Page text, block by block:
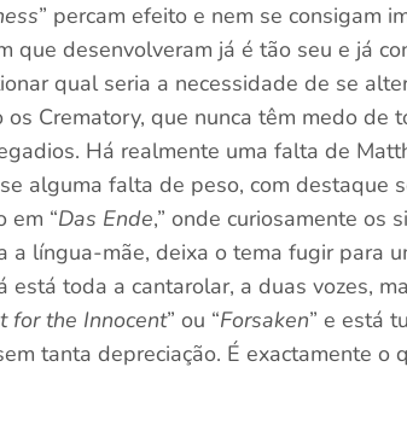
” percam efeito e nem se consigam
que desenvolveram já é tão seu e já
qual seria a necessidade de se
Crematory, que nunca têm medo de
Há realmente uma falta de
alguma falta de peso, com destaque
em “Das Ende,” onde curiosamente os
a língua-mãe, deixa o tema fugir para
toda a cantarolar, a duas vozes,
for the Innocent” ou “Forsaken” e está
tanta depreciação. É exactamente